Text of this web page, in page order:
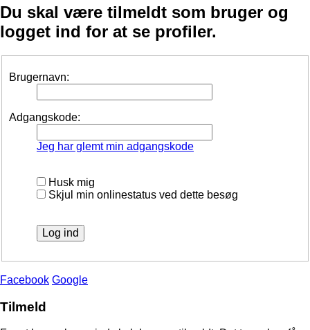
Du skal være tilmeldt som bruger og
logget ind for at se profiler.
Brugernavn:
Adgangskode:
Jeg har glemt min adgangskode
Husk mig
Skjul min onlinestatus ved dette besøg
Facebook Google
Tilmeld